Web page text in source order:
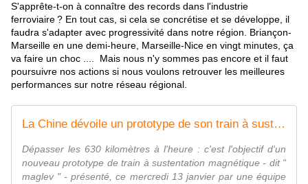
S'apprête-t-on à connaître des records dans l'industrie
ferroviaire ? En tout cas, si cela se concrétise et se développe, il
faudra s'adapter avec progressivité dans notre région. Briançon-
Marseille en une demi-heure, Marseille-Nice en vingt minutes, ça
va faire un choc .... Mais nous n'y sommes pas encore et il faut
poursuivre nos actions si nous voulons retrouver les meilleures
performances sur notre réseau régional.
La Chine dévoile un prototype de son train à sustentation magnétique
Dépasser les 630 kilomètres à l'heure : c'est l'objectif d'un
nouveau prototype de train à sustentation magnétique - dit "
maglev " - présenté, ce mercredi 13 janvier par une équipe